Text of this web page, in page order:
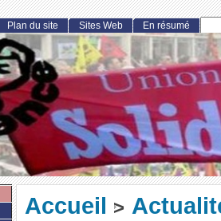
Accueil >
Plan du site Sites Web En résumé